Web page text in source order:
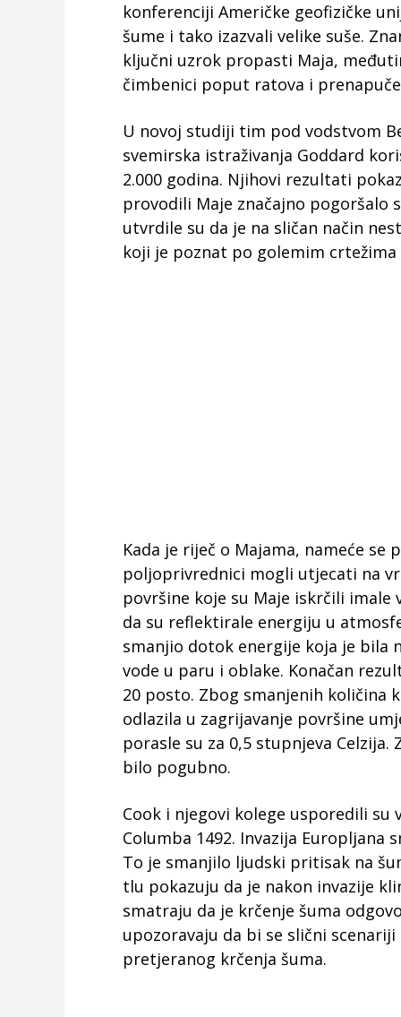
konferenciji Američke geofizičke
šume i tako izazvali velike suše.
ključni uzrok propasti Maja,
čimbenici poput ratova i
U novoj studiji tim pod vodstvom
svemirska istraživanja Goddard
2.000 godina. Njihovi rezultati
provodili Maje značajno pogoršalo
utvrdile su da je na sličan način
koji je poznat po golemim crtežima
Kada je riječ o Majama, nameće
poljoprivrednici mogli utjecati na
površine koje su Maje iskrčili imale
da su reflektirale energiju u
smanjio dotok energije koja je bila
vode u paru i oblake. Konačan
20 posto. Zbog smanjenih količina
odlazila u zagrijavanje površine
porasle su za 0,5 stupnjeva
bilo pogubno.
Cook i njegovi kolege usporedili
Columba 1492. Invazija Europljana
To je smanjilo ljudski pritisak na
tlu pokazuju da je nakon invazije
smatraju da je krčenje šuma
upozoravaju da bi se slični
pretjeranog krčenja šuma.